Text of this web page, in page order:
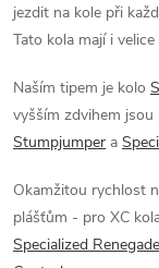
c
í
p
r
v
k
jezdit na kole při
Tato kola mají i
Naším tipem je kolo
vyšším zdvihem jsou
Stumpjumper a
Okamžitou rychlost
plášťům - pro XC
Specialized Renegade